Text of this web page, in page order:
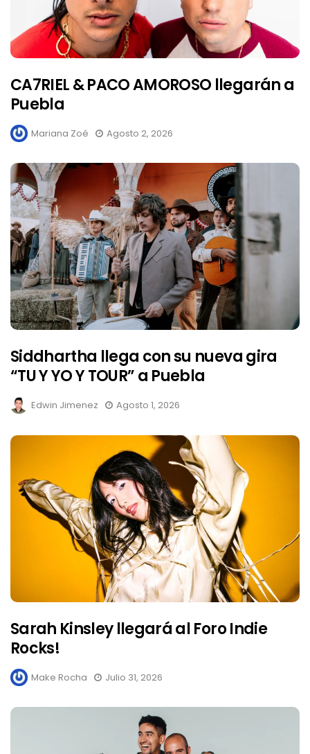
CA7RIEL & PACO AMOROSO llegarán a
Puebla
Mariana Zoé Agosto 2, 2026
Siddhartha llega con su nueva gira
“TU Y YO Y TOUR” a Puebla
Edwin Jimenez Agosto 1, 2026
Sarah Kinsley llegará al Foro Indie
Rocks!
Make Rocha Julio 31, 2026